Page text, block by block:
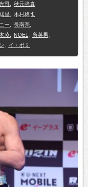
司 秋元強真
里 木村柊也
ー 長南亮
凌 NOEL 所英男
イ・ボミ